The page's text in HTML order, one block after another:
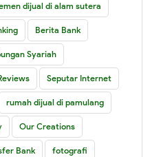
dijual di alam sutera
Berita Bank
Syariah
Seputar Internet
rumah dijual di pamulang
Our Creations
Bank fotografi